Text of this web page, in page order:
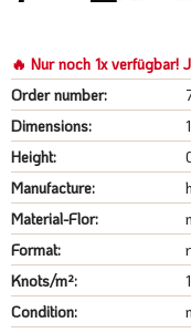
🔥 Nur noch 1x verfügbar!
Order number:
Dimensions:
Height:
Manufacture:
Material-Flor:
Format:
Knots/m²:
Condition: